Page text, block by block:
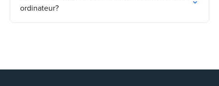
ordinateur?